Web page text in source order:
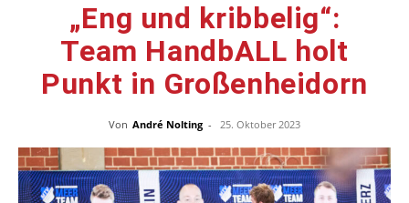
„Eng und kribbelig“:
Team HandbALL holt
Punkt in Großenheidorn
Von André Nolting - 25. Oktober 2023